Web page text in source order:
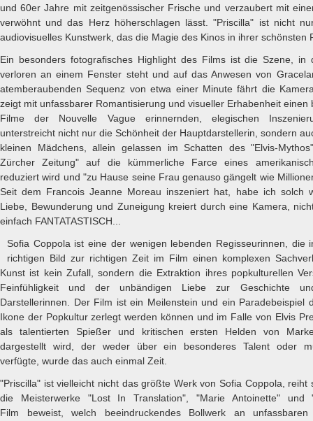
und 60er Jahre mit zeitgenössischer Frische und verzaubert mit
verwöhnt und das Herz höherschlagen lässt. "Priscilla" ist nicht
audiovisuelles Kunstwerk, das die Magie des Kinos in ihrer schönsten
Ein besonders fotografisches Highlight des Films ist die Szene, in
verloren an einem Fenster steht und auf das Anwesen von
atemberaubenden Sequenz von etwa einer Minute fährt die
zeigt mit unfassbarer Romantisierung und visueller Erhabenheit einen
Filme der Nouvelle Vague erinnernden, elegischen
unterstreicht nicht nur die Schönheit der Hauptdarstellerin, sondern
kleinen Mädchens, allein gelassen im Schatten des "Elvis-
Zürcher Zeitung" auf die kümmerliche Farce eines
reduziert wird und "zu Hause seine Frau genauso gängelt wie
Seit dem Francois Jeanne Moreau inszeniert hat, habe ich solch
Liebe, Bewunderung und Zuneigung kreiert durch eine Kamera,
einfach FANTATASTISCH...
Sofia Coppola ist eine der wenigen lebenden Regisseurinnen, die
richtigen Bild zur richtigen Zeit im Film einen komplexen
Kunst ist kein Zufall, sondern die Extraktion ihres popkulturellen
Feinfühligkeit und der unbändigen Liebe zur Geschichte
Darstellerinnen. Der Film ist ein Meilenstein und ein Paradebeispiel
Ikone der Popkultur zerlegt werden können und im Falle von Elvis
als talentierten Spießer und kritischen ersten Helden von
dargestellt wird, der weder über ein besonderes Talent oder
verfügte, wurde das auch einmal Zeit.
"Priscilla" ist vielleicht nicht das größte Werk von Sofia Coppola, reiht
die Meisterwerke "Lost In Translation", "Marie Antoinette" und
Film beweist, welch beeindruckendes Bollwerk an